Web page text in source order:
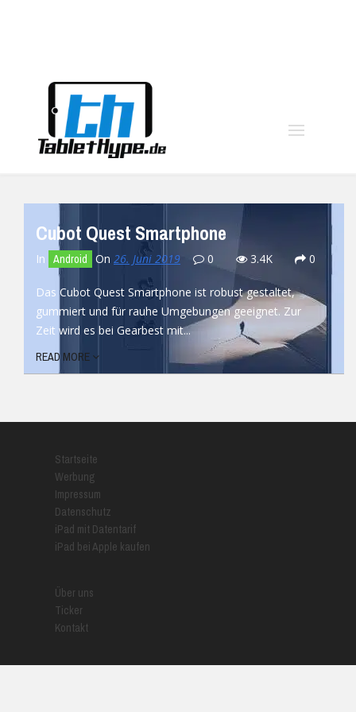
Cubot Quest Smartphone
In Android On 26. Juni 2019 0 3.4K 0
Das Cubot Quest Smartphone ist robust gestaltet,
gummiert und für rauhe Umgebungen geeignet. Zur
Zeit wird es bei Gearbest mit...
READ MORE
Startseite
Werbung
Impressum
Datenschutz
iPad mit Datentarif
iPad bei Apple kaufen
Über uns
Ticker
Kontakt